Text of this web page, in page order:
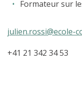
Formateur sur
julien.rossi@ecole-
+41 21 342 34 53